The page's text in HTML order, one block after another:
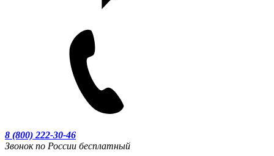
8 (800) 222-30-46
Звонок по России бесплатный